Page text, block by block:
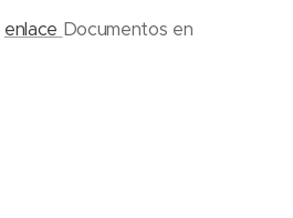
enlace Documentos en